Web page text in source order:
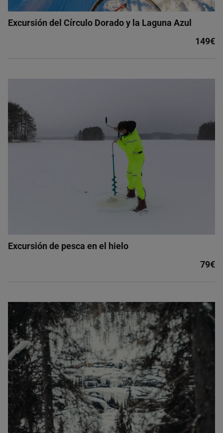
Excursión del Círculo Dorado y la Laguna Azul
149€
Excursión de pesca en el hielo
79€